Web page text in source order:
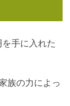
手に入れた
族の力によっ